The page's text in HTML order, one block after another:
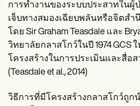
Why Carepatron?
Login
Get started
การทำงานของระบบประสาทในผู้
เจ็บทางสมองเฉียบพลันหรือจิตส
โดย Sir Graham Teasdale และ
วิทยาลัยกลาสโกว์ในปี 1974 GCS
โครงสร้างในการประเมินและสื่อ
(Teasdale et al., 2014)
วิธีการที่มีโครงสร้างกลาสโกว์ถูก